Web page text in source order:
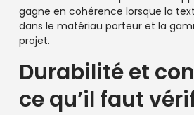
gagne en cohérence lorsque la
dans le matériau porteur et la
projet.
Durabilité et
ce qu’il faut